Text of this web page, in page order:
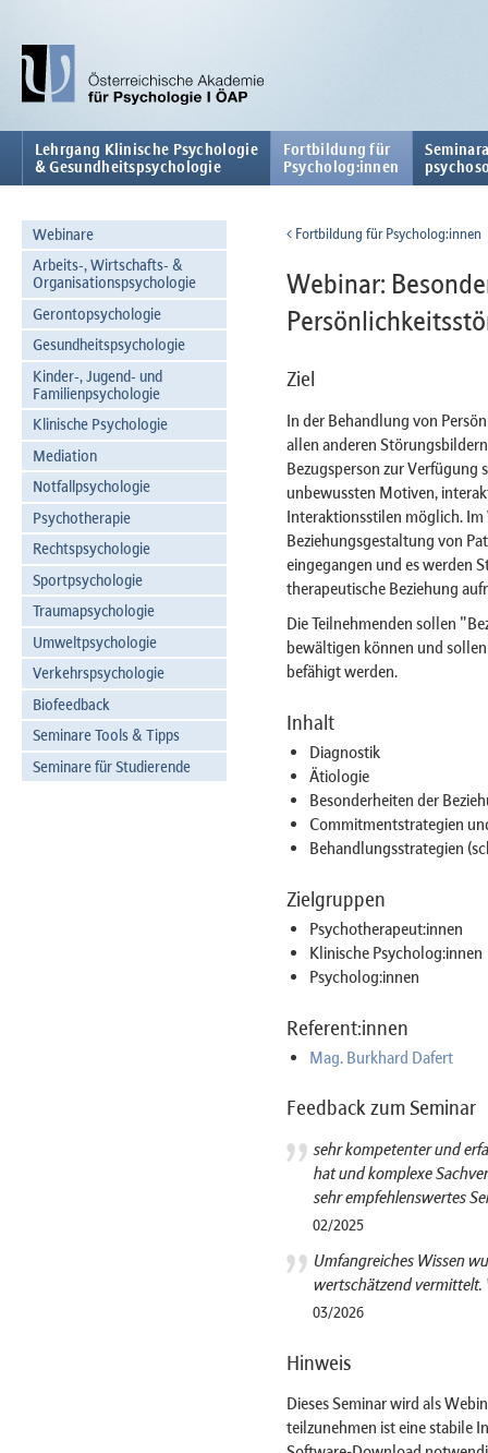
Lehrgang Klinische Psychologie
& Gesundheitspsychologie
Fortbildung für
Psycholog:innen
Webinare
Arbeits-, Wirtschafts- &
Organisationspsychologie
Gerontopsychologie
Gesundheitspsychologie
Kinder-, Jugend- und
Familienpsychologie
Klinische Psychologie
Mediation
Notfallpsychologie
Psychotherapie
Rechtspsychologie
Sportpsychologie
Traumapsychologie
Umweltpsychologie
Verkehrspsychologie
Biofeedback
Seminare Tools & Tipps
Seminare für Studierende
Fortbildung für Psycholog:innen
Webinar:
Ziel
In der Behandlung von
allen anderen
Bezugsperson zur Verfügung
unbewussten Motiven,
Interaktionsstilen möglich. Im
Beziehungsgestaltung von
eingegangen und es werden
therapeutische Beziehung
Die Teilnehmenden sollen
bewältigen können und
befähigt werden.
Inhalt
Diagnostik
Ätiologie
Besonderheiten der
Commitmentstrategien
Behandlungsstrategien
Zielgruppen
Psychotherapeut:innen
Klinische Psycholog:innen
Psycholog:innen
Referent:innen
Mag. Burkhard Dafert
Feedback zum Seminar
sehr kompetenter und
hat und komplexe
sehr empfehlenswertes
02/2025
Umfangreiches Wissen
wertschätzend vermittelt.
03/2026
Hinweis
Dieses Seminar wird als
teilzunehmen ist eine stabile